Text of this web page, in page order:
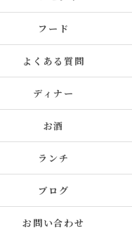
フード
よくある質問
ディナー
お酒
ランチ
ブログ
お問い合わせ